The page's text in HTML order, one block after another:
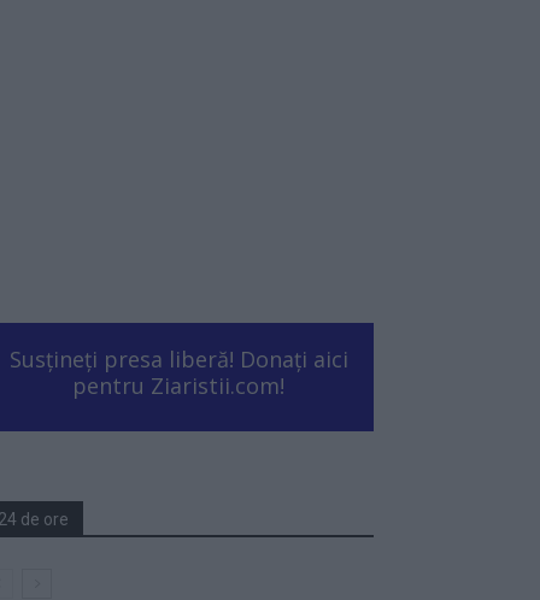
Susțineți presa liberă! Donați aici
pentru Ziaristii.com!
24 de ore